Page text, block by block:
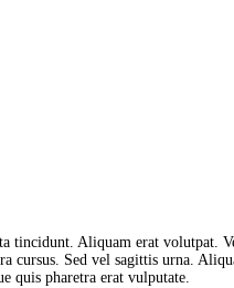
Aliquam erat volutpat.
Sed vel sagittis urna.
quis pharetra erat vulputate.